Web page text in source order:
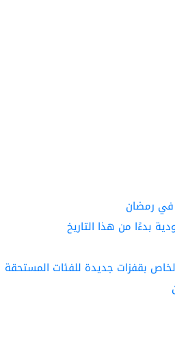
بدءًا من هذا التاريخ
بقفزات جديدة للفئات المستحقة